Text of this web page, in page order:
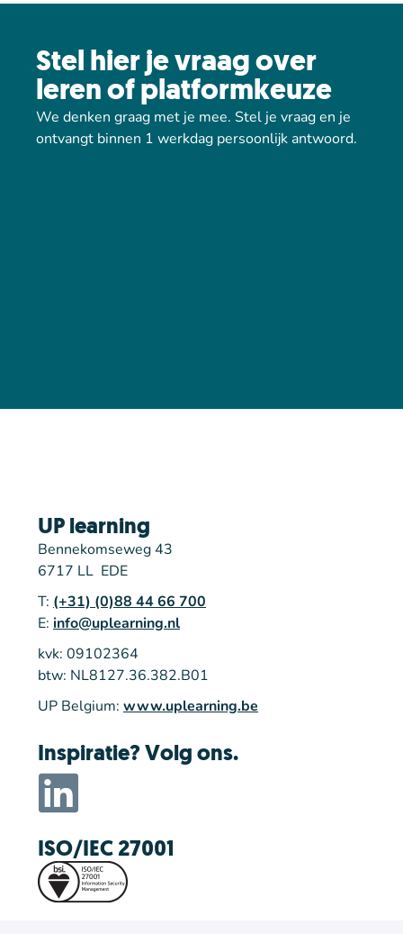
Stel hier je vraag over
leren of platformkeuze
We denken graag met je mee. Stel je vraag en je
ontvangt binnen 1 werkdag persoonlijk antwoord.
UP learning
Bennekomseweg 43
6717 LL EDE
T: (+31) (0)88 44 66 700
E: info@uplearning.nl
kvk: 09102364
btw: NL8127.36.382.B01
UP Belgium: www.uplearning.be
Inspiratie? Volg ons.
ISO/IEC 27001